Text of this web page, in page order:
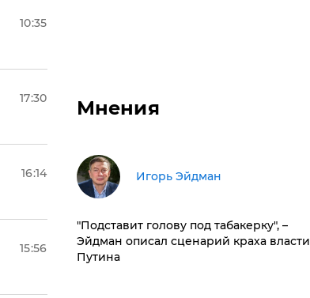
10:35
17:30
16:14
15:56
Мнения
Игорь Эйдман
​"Подставит голову под табакерку", –
Эйдман описал сценарий краха власти
Путина